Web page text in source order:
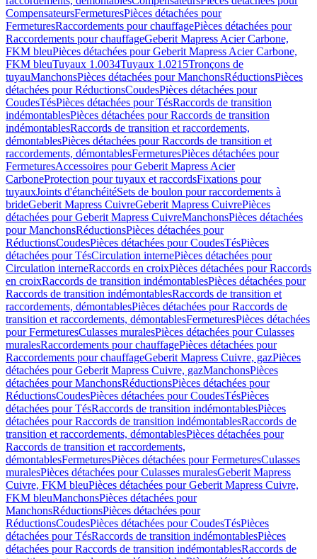
CompensateursFermeturesPièces détachées pour
FermeturesRaccordements pour chauffagePièces détachées pour
Raccordements pour chauffageGeberit Mapress Acier Carbone,
FKM bleuPièces détachées pour Geberit Mapress Acier Carbone,
FKM bleuTuyaux 1.0034Tuyaux 1.0215Tronçons de
tuyauManchonsPièces détachées pour ManchonsRéductionsPièces
détachées pour RéductionsCoudesPièces détachées pour
CoudesTésPièces détachées pour TésRaccords de transition
indémontablesPièces détachées pour Raccords de transition
indémontablesRaccords de transition et raccordements,
démontablesPièces détachées pour Raccords de transition et
raccordements, démontablesFermeturesPièces détachées pour
FermeturesAccessoires pour Geberit Mapress Acier
CarboneProtection pour tuyaux et raccordsFixations pour
tuyauxJoints d'étanchéitéSets de boulon pour raccordements à
brideGeberit Mapress CuivreGeberit Mapress CuivrePièces
détachées pour Geberit Mapress CuivreManchonsPièces détachées
pour ManchonsRéductionsPièces détachées pour
RéductionsCoudesPièces détachées pour CoudesTésPièces
détachées pour TésCirculation internePièces détachées pour
Circulation interneRaccords en croixPièces détachées pour Raccords
en croixRaccords de transition indémontablesPièces détachées pour
Raccords de transition indémontablesRaccords de transition et
raccordements, démontablesPièces détachées pour Raccords de
transition et raccordements, démontablesFermeturesPièces détachées
pour FermeturesCulasses muralesPièces détachées pour Culasses
muralesRaccordements pour chauffagePièces détachées pour
Raccordements pour chauffageGeberit Mapress Cuivre, gazPièces
détachées pour Geberit Mapress Cuivre, gazManchonsPièces
détachées pour ManchonsRéductionsPièces détachées pour
RéductionsCoudesPièces détachées pour CoudesTésPièces
détachées pour TésRaccords de transition indémontablesPièces
détachées pour Raccords de transition indémontablesRaccords de
transition et raccordements, démontablesPièces détachées pour
Raccords de transition et raccordements,
démontablesFermeturesPièces détachées pour FermeturesCulasses
muralesPièces détachées pour Culasses muralesGeberit Mapress
Cuivre, FKM bleuPièces détachées pour Geberit Mapress Cuivre,
FKM bleuManchonsPièces détachées pour
ManchonsRéductionsPièces détachées pour
RéductionsCoudesPièces détachées pour CoudesTésPièces
détachées pour TésRaccords de transition indémontablesPièces
détachées pour Raccords de transition indémontablesRaccords de